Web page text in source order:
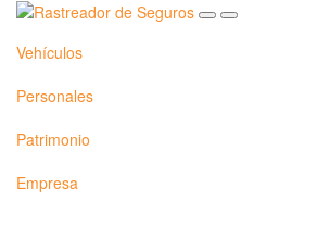
Vehículos
Personales
Patrimonio
Empresa